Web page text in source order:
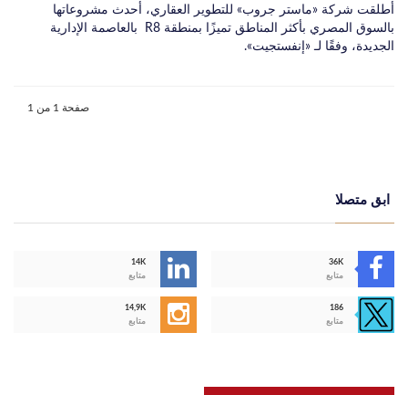
أطلقت شركة «ماستر جروب» للتطوير العقاري، أحدث مشروعاتها
بالسوق المصري بأكثر المناطق تميزًا بمنطقة R8 بالعاصمة الإدارية
الجديدة، وفقًا لـ «إنفستجيت».
صفحة 1 من 1
ابق متصلا
14K
متابع
36K
متابع
14,9K
متابع
186
متابع